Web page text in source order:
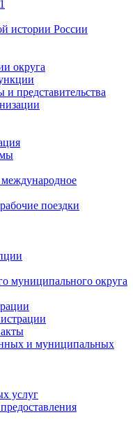
истории России
округа
представительства
поездки
муниципального округа
и муниципальных
услуг